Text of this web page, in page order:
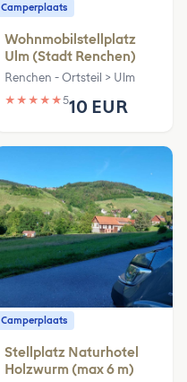
Camperplaats
Wohnmobilstellplatz
Ulm (Stadt Renchen)
Renchen - Ortsteil > Ulm
★ ★ ★ ★ ★510 EUR
Camperplaats
Stellplatz Naturhotel
Holzwurm (max 6 m)